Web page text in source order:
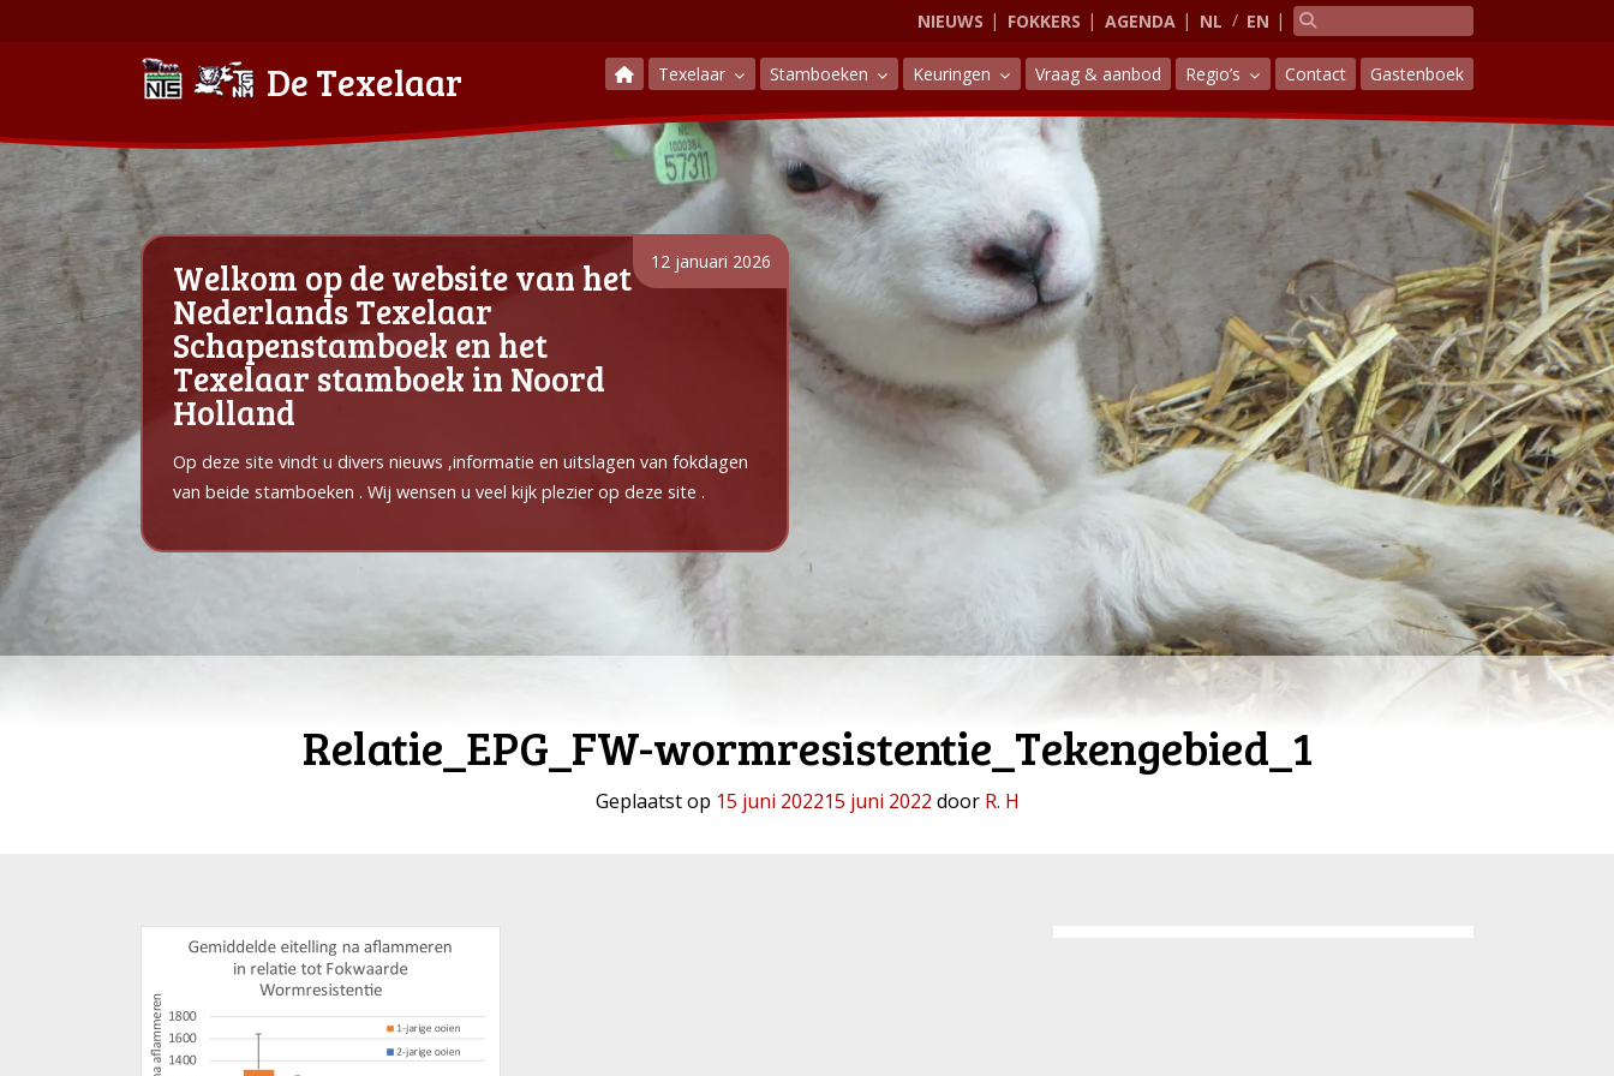
NIEUWS FOKKERS AGENDA NL EN
De Texelaar Texelaar Stamboeken Keuringen Vraag & aanbod Regio’s Contact Gastenboek
12 januari 2026
Welkom op de website van het
Nederlands Texelaar
Schapenstamboek en het
Texelaar stamboek in Noord
Holland
Op deze site vindt u divers nieuws ,informatie en uitslagen van fokdagen
van beide stamboeken . Wij wensen u veel kijk plezier op deze site .
Relatie_EPG_FW-wormresistentie_Tekengebied_1
Geplaatst op 15 juni 202215 juni 2022 door R. H